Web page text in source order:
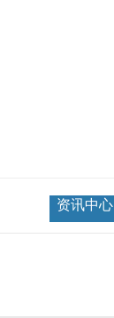
资讯中心